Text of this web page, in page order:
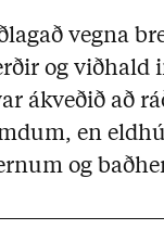
vegna
og
ákveðið að
en
og